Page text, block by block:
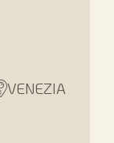
VENEZIA